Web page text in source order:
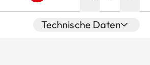
Technische Daten